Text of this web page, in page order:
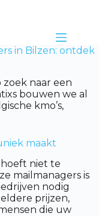
in Bilzen: ontdek
naar een
bouwen we al
kmo’s,
maakt
niet te
mailmanagers is
nodig
prijzen,
die uw